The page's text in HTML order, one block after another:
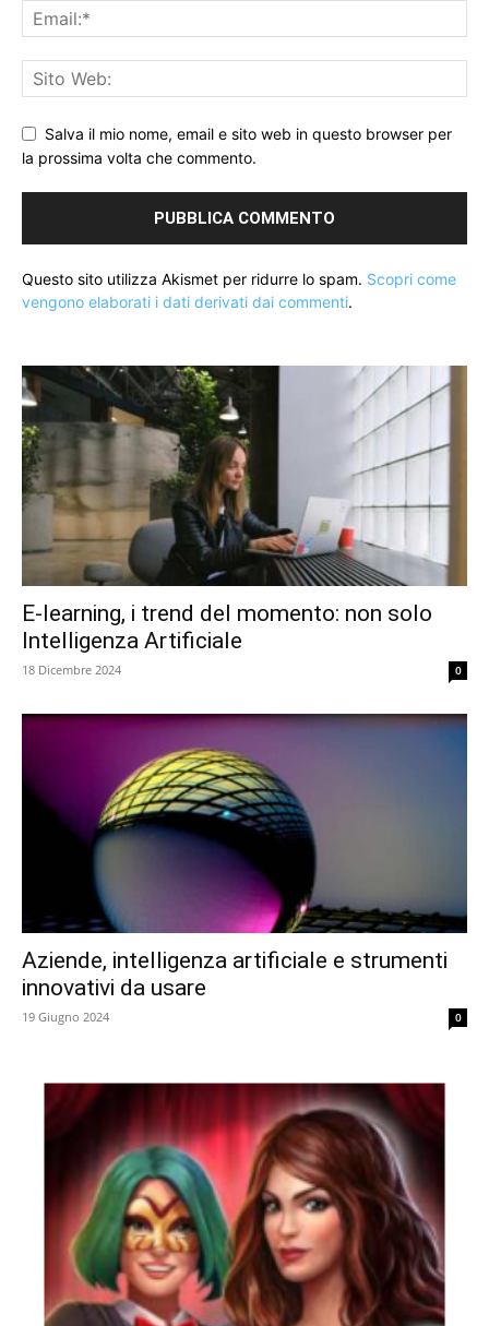
Salva il mio nome, email e sito web in questo browser per
la prossima volta che commento.
Questo sito utilizza Akismet per ridurre lo spam. Scopri come
vengono elaborati i dati derivati dai commenti.
E-learning, i trend del momento: non solo
Intelligenza Artificiale
18 Dicembre 2024 0
Aziende, intelligenza artificiale e strumenti
innovativi da usare
19 Giugno 2024 0